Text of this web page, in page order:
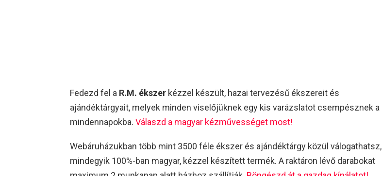
Fedezd fel a R.M. ékszer kézzel készült, hazai tervezésű ékszereit és
ajándéktárgyait, melyek minden viselőjüknek egy kis varázslatot csempésznek a
mindennapokba. Válaszd a magyar kézművességet most!
Webáruházukban több mint 3500 féle ékszer és ajándéktárgy közül válogathatsz,
mindegyik 100%-ban magyar, kézzel készített termék. A raktáron lévő darabokat